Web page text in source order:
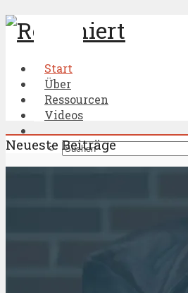
Start
Über
Ressourcen
Videos
Neueste Beiträge